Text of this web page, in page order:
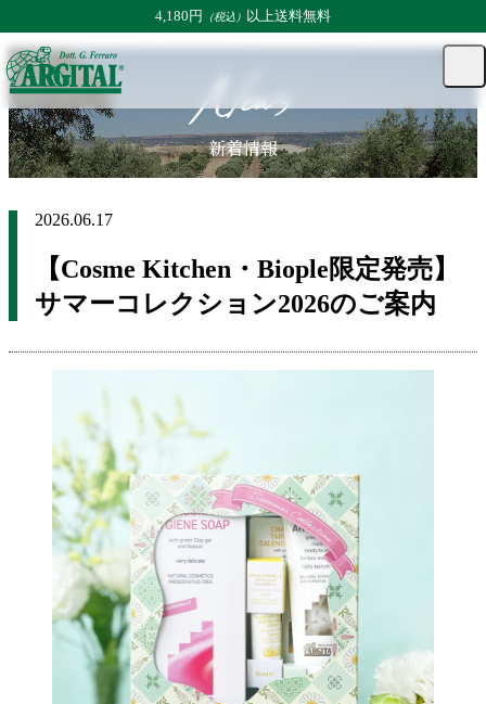
4,180円 （税込） 以上送料無料
マ
カー
グ
ル
【Cosme Kitchen・Biople限定発売】サマーコレクショ
News
新着情報
2026.06.17
【Cosme Kitchen・Biople限定発売】
サマーコレクション2026のご案内